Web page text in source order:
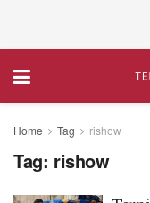
Home Tag rishow
Tag: rishow